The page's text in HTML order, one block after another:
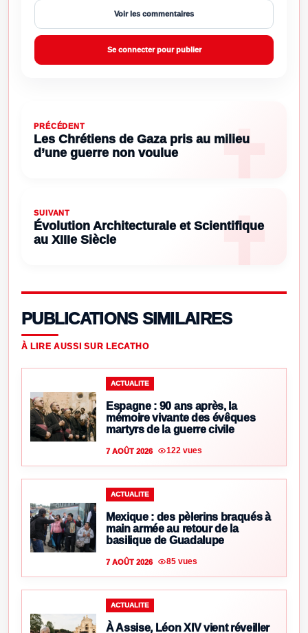
Voir les commentaires
Se connecter pour publier
PRÉCÉDENT
Les Chrétiens de Gaza pris au milieu
d’une guerre non voulue
SUIVANT
Évolution Architecturale et Scientifique
au XIIIe Siècle
PUBLICATIONS SIMILAIRES
À LIRE AUSSI SUR LECATHO
ACTUALITE
Espagne : 90 ans après, la
mémoire vivante des évêques
martyrs de la guerre civile
7 AOÛT 2026 122 vues
ACTUALITE
Mexique : des pèlerins braqués à
main armée au retour de la
basilique de Guadalupe
7 AOÛT 2026 85 vues
ACTUALITE
À Assise, Léon XIV vient réveiller